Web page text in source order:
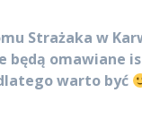
Strażaka w
będą omawiane
warto być